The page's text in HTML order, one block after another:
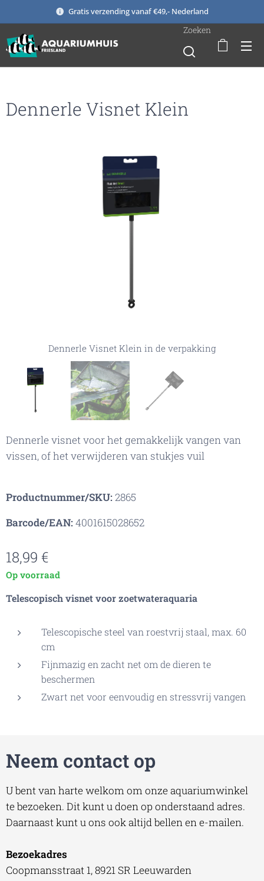
Gratis verzending vanaf €49,- Nederland
Zoeken
Dennerle Visnet Klein
Dennerle Visnet Klein in de verpakking
Dennerle Visnet Klein in het aquarium
Dennerle Visnet Klein
Dennerle visnet voor het gemakkelijk vangen van
vissen, of het verwijderen van stukjes vuil
Productnummer/SKU:2865
Barcode/EAN:4001615028652
18,99 €
Op voorraad
Telescopisch visnet voor zoetwateraquaria
Telescopische steel van roestvrij staal, max. 60
cm
Fijnmazig en zacht net om de dieren te
beschermen
Zwart net voor eenvoudig en stressvrij vangen
Neem contact op
U bent van harte welkom om onze aquariumwinkel
te bezoeken. Dit kunt u doen op onderstaand adres.
Daarnaast kunt u ons ook altijd bellen en e-mailen.
Bezoekadres
Coopmansstraat 1, 8921 SR Leeuwarden